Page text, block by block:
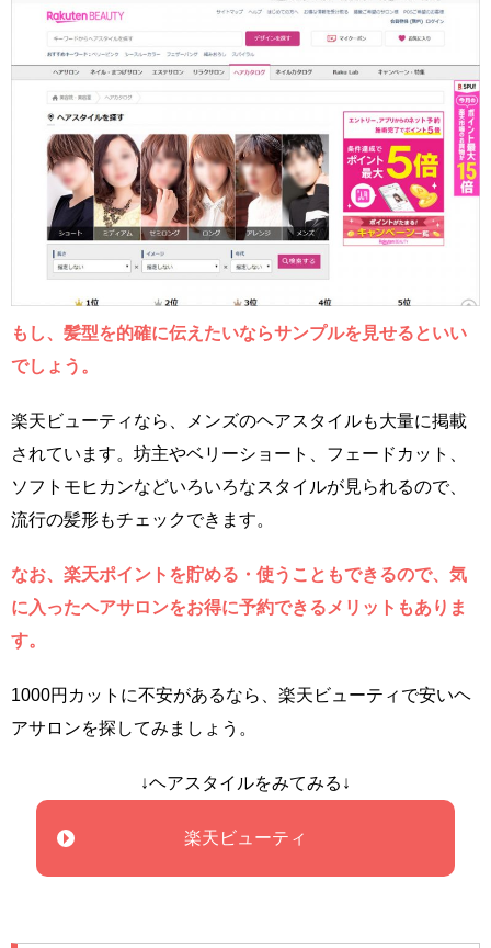
もし、髪型を的確に伝えたいならサンプルを見せるといい
でしょう。
楽天ビューティなら、メンズのヘアスタイルも大量に掲載
されています。坊主やベリーショート、フェードカット、
ソフトモヒカンなどいろいろなスタイルが見られるので、
流行の髪形もチェックできます。
なお、楽天ポイントを貯める・使うこともできるので、気
に入ったヘアサロンをお得に予約できるメリットもありま
す。
1000円カットに不安があるなら、楽天ビューティで安いヘ
アサロンを探してみましょう。
↓ヘアスタイルをみてみる↓
楽天ビューティ